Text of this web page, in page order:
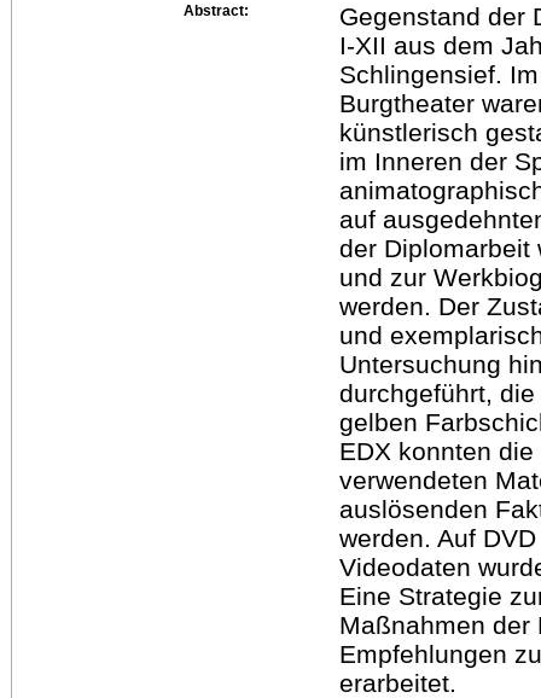
Abstract:
Gegenstand der
I-XII aus dem
Schlingensief.
Burgtheater
künstlerisch
im Inneren der
auf
der Diplomarbeit
und zur
werden. Der
und
Untersuchung
durchgeführt,
gelben
EDX konnten
verwendeten
auslösenden
werden. Auf
Videodaten
Eine Strategie
Maßnahmen der
Empfehlungen
erarbeitet.